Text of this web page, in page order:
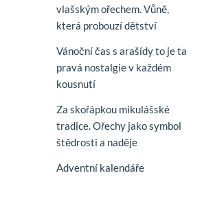
vlašským ořechem. Vůně,
která probouzí dětství
Vánoční čas s arašídy to je ta
pravá nostalgie v každém
kousnutí
Za skořápkou mikulášské
tradice. Ořechy jako symbol
štědrosti a naděje
Adventní kalendáře